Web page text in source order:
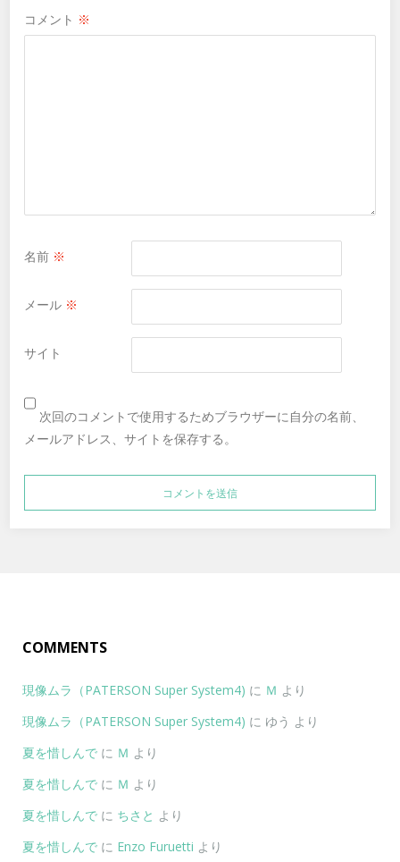
コメント ※
名前 ※
メール ※
サイト
次回のコメントで使用するためブラウザーに自分の名前、
メールアドレス、サイトを保存する。
COMMENTS
現像ムラ（PATERSON Super System4) に Ｍ より
現像ムラ（PATERSON Super System4) に ゆう より
夏を惜しんで に Ｍ より
夏を惜しんで に Ｍ より
夏を惜しんで に ちさと より
夏を惜しんで に Enzo Furuetti より